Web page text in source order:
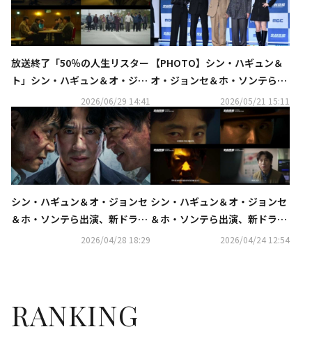
放送終了「50％の人生リスター
ト」シン・ハギュン＆オ・ジョ
ンセ＆ホ・ソンテ、最後の任務
の行方は？【ネタバレあり】
2026/06/29 14:41
【PHOTO】シン・ハギュン＆
オ・ジョンセ＆ホ・ソンテら、
新ドラマ「50%の人生リスター
ト」制作発表会に出席
2026/05/21 15:11
シン・ハギュン＆オ・ジョンセ
＆ホ・ソンテら出演、新ドラマ
「50%の人生リスタート」メイ
2026/04/28 18:29
シン・ハギュン＆オ・ジョンセ
＆ホ・ソンテら出演、新ドラマ
「50%の人生リスタート」予告
2026/04/24 12:54
RANKING